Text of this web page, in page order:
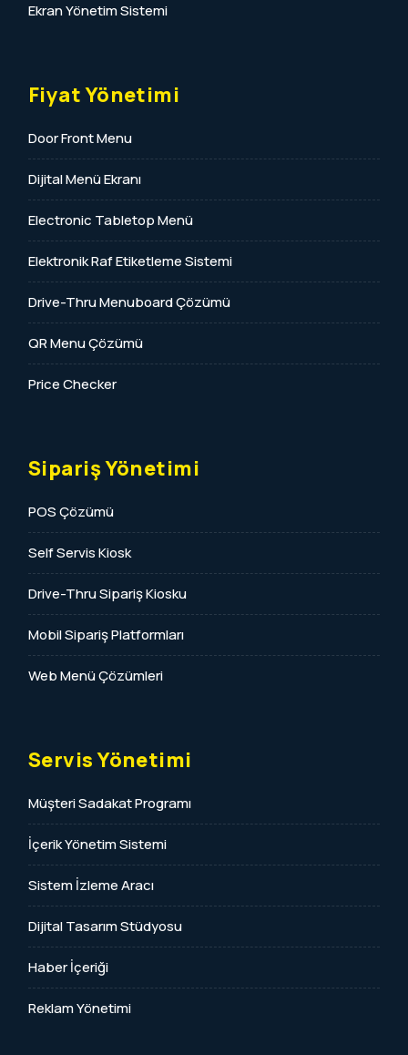
Ekran Yönetim Sistemi
Fiyat Yönetimi
Door Front Menu
Dijital Menü Ekranı
Electronic Tabletop Menü
Elektronik Raf Etiketleme Sistemi
Drive-Thru Menuboard Çözümü
QR Menu Çözümü
Price Checker
Sipariş Yönetimi
POS Çözümü
Self Servis Kiosk
Drive-Thru Sipariş Kiosku
Mobil Sipariş Platformları
Web Menü Çözümleri
Servis Yönetimi
Müşteri Sadakat Programı
İçerik Yönetim Sistemi
Sistem İzleme Aracı
Dijital Tasarım Stüdyosu
Haber İçeriği
Reklam Yönetimi